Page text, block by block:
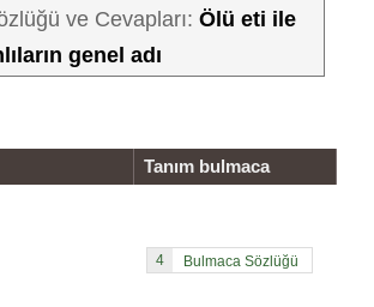
ve Cevapları: Ölü eti ile
genel adı
Tanım bulmaca
4